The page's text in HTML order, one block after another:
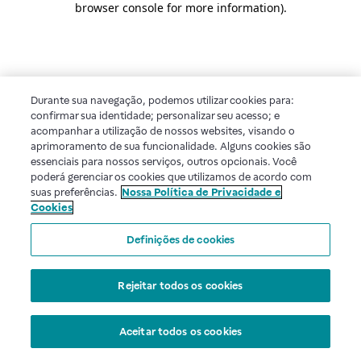
browser console for more information).
Durante sua navegação, podemos utilizar cookies para:
confirmar sua identidade; personalizar seu acesso; e
acompanhar a utilização de nossos websites, visando o
aprimoramento de sua funcionalidade. Alguns cookies são
essenciais para nossos serviços, outros opcionais. Você
poderá gerenciar os cookies que utilizamos de acordo com
suas preferências. Nossa Política de Privacidade e
Cookies
Definições de cookies
Rejeitar todos os cookies
Aceitar todos os cookies